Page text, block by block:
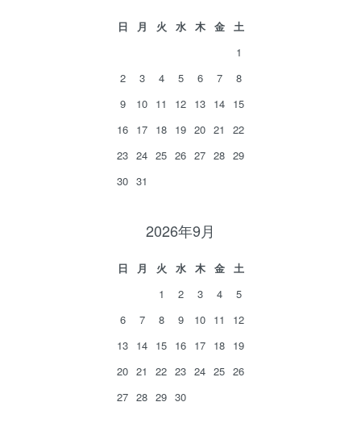
日 月 火 水 木 金
土
1
2
3 4 5 6 7
8
9
10 11 12 13 14 15
16 17 18 19 20 21
22
23 24 25 26 27 28 29
30 31
2026年9月
日 月 火 水 木 金
土
1
2 3 4
5
6
7 8 9 10 11
12
13 14 15 16 17 18 19
20 21 22 23 24 25 26
27 28 29 30